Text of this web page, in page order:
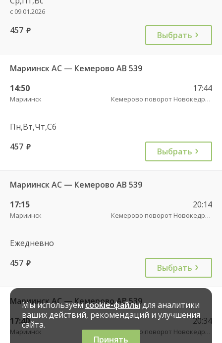
с 09.01.2026
457 руб. Выбрать
Мариинск АС — Кемерово АВ 539
14:50
Мариинск
17:44
Кемерово поворот Новокедровский пов.
Пн,Вт,Чт,Сб
457 руб. Выбрать
Мариинск АС — Кемерово АВ 539
17:15
Мариинск
20:14
Кемерово поворот Новокедровский пов.
Ежедневно
457 руб. Выбрать
Мариинск АС — Кемерово АВ 539
17:40
Мариинск
20:34
Кемерово поворот Новокедровский пов.
Мы используемcookie-файлыдля аналитики
ваших действий, рекомендаций и улучшения
сайта.
Принять